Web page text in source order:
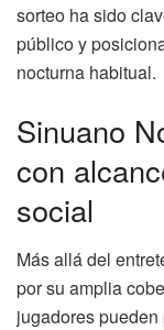
sorteo ha sido
público y
nocturna habitual.
Sinuano
con
social
Más allá del
por su amplia
jugadores